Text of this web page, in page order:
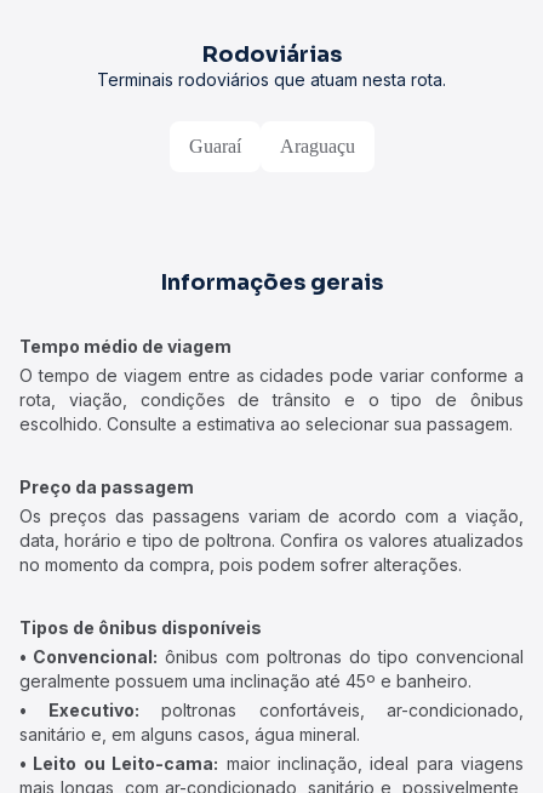
Rodoviárias
Terminais rodoviários que atuam nesta rota.
Guaraí Araguaçu
Informações gerais
Tempo médio de viagem
O tempo de viagem entre as cidades pode variar conforme a
rota, viação, condições de trânsito e o tipo de ônibus
escolhido. Consulte a estimativa ao selecionar sua passagem.
Preço da passagem
Os preços das passagens variam de acordo com a viação,
data, horário e tipo de poltrona. Confira os valores atualizados
no momento da compra, pois podem sofrer alterações.
Tipos de ônibus disponíveis
• Convencional: ônibus com poltronas do tipo convencional
geralmente possuem uma inclinação até 45º e banheiro.
• Executivo: poltronas confortáveis, ar-condicionado,
sanitário e, em alguns casos, água mineral.
• Leito ou Leito-cama: maior inclinação, ideal para viagens
mais longas, com ar-condicionado, sanitário e, possivelmente,